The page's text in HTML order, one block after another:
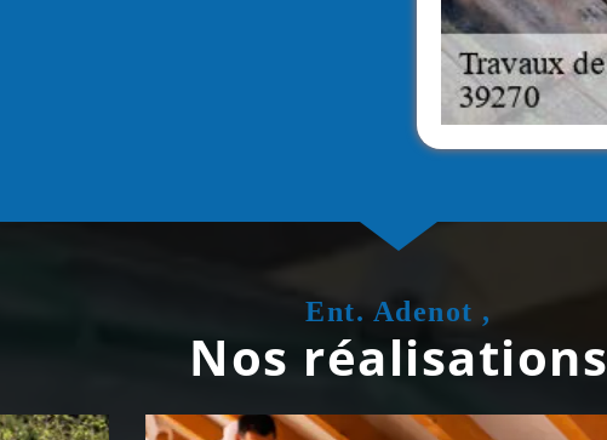
Ent. Adenot ,
Nos réalisations